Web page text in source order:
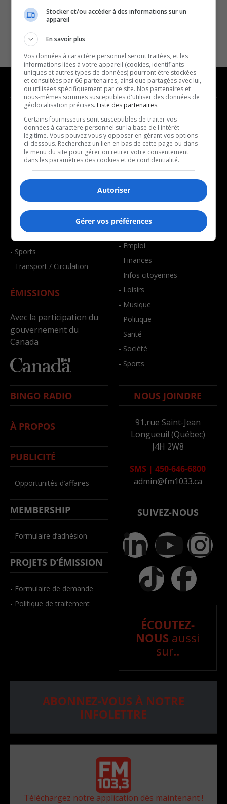
NOUVELLES
- Affaires municipales
- Communauté / Social
- Culture
- Économie
- Éducation
- Environnement
- Faits divers
- Santé et bien-être
- Sports
- Transport / Circulation
ÉMISSIONS
Avec la participation du
gouvernement du
Canada
MUSIQUE
- Décompte franco
- Joué récemment
BALADOS
- Affaires
- Art de vivre
- Bien-être
- Emploi
- Finances
- Infos citoyennes
- Loisirs
- Musique
- Politique
- Santé
- Société
- Sports
BINGO RADIO
À PROPOS
PUBLICITÉ
- Opportunités d’affaires
MEMBERSHIP
- Formulaire d’adhésion
PROJETS D’ÉMISSION
- Formulaire de demande
- Politique de traitement
NOUS JOINDRE
91,rue Saint-Jean
Longueuil (Québec)
J4H 2W8
SMS | 450-646-6800
admin@fm1033.ca
SUIVEZ-NOUS
ÉCOUTEZ-
NOUS aussi
sur..
ABONNEZ-VOUS À NOTRE
INFOLETTRE
Téléchargez notre application dès maintenant !
Stocker et/ou accéder à des informations sur un
appareil
En savoir plus
Vos données à caractère personnel seront traitées, et les
informations liées à votre appareil (cookies, identifiants
uniques et autres types de données) pourront être stockées
et consultées par 66 partenaires, ainsi que partagées avec lui,
ou utilisées spécifiquement par ce site. Nos partenaires et
nous-mêmes sommes susceptibles d'utiliser des données de
géolocalisation précises. Liste des partenaires.
Certains fournisseurs sont susceptibles de traiter vos
données à caractère personnel sur la base de l'intérêt
légitime. Vous pouvez vous y opposer en gérant vos options
ci-dessous. Recherchez un lien en bas de cette page ou dans
le menu du site pour gérer ou retirer votre consentement
dans les paramètres des cookies et de confidentialité.
Autoriser
Gérer vos préférences